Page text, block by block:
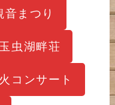
音まつり
玉虫湖畔荘
コンサート